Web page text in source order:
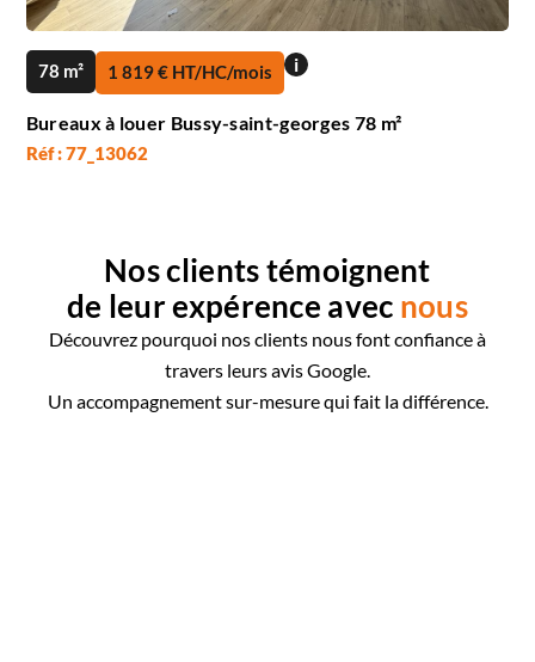
78 m² 1 819 € HT/HC/mois i
Bureaux à louer Bussy-saint-georges 78 m²
Réf : 77_13062
Nos clients témoignent
de leur expérence avec nous
Découvrez pourquoi nos clients nous font confiance à
travers leurs avis Google.
Un accompagnement sur-mesure qui fait la différence.